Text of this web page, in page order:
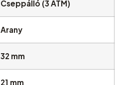
Cseppálló (3 ATM)
Arany
32 mm
21 mm